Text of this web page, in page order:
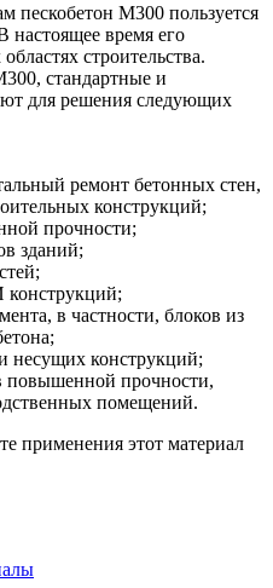
пескобетон М300 пользуется
настоящее время его
строительства.
стандартные и
для решения следующих
ремонт бетонных стен,
конструкций;
прочности;
зданий;
в частности, блоков из
несущих конструкций;
повышенной прочности,
помещений.
применения этот материал